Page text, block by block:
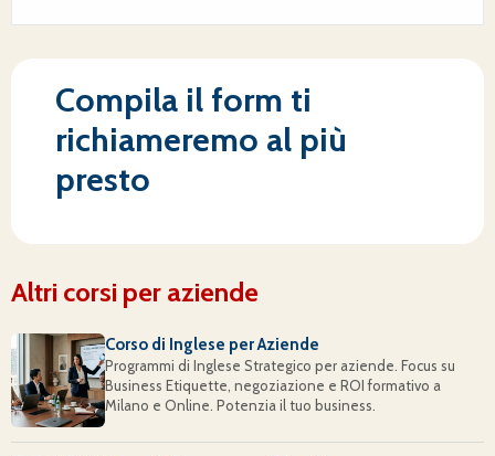
Compila il form ti
richiameremo al più
presto
Altri corsi per aziende
Corso di Inglese per Aziende
Programmi di Inglese Strategico per aziende. Focus su
Business Etiquette, negoziazione e ROI formativo a
Milano e Online. Potenzia il tuo business.